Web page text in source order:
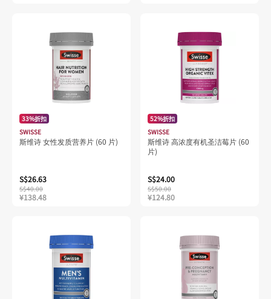
33%折扣
SWISSE
斯维诗 女性发质营养片 (60 片)
S$26.63
S$40.00
¥138.48
52%折扣
SWISSE
斯维诗 高浓度有机圣洁莓片 (60
片)
S$24.00
S$50.00
¥124.80